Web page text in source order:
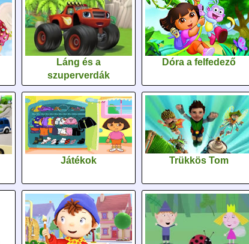
Láng és a
szuperverdák
Dóra a felfedező
Játékok Trükkös Tom